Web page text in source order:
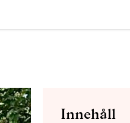
Innehåll